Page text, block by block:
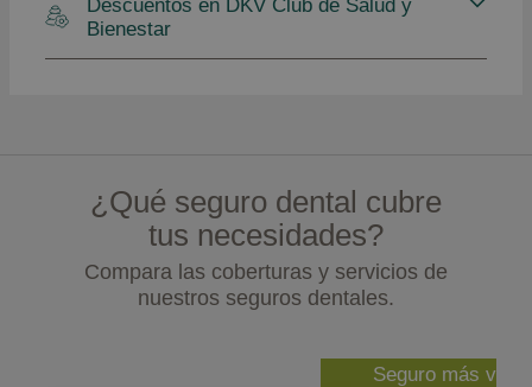
Bienestar
¿Qué seguro dental cubre
tus necesidades?
Compara las coberturas y servicios de
nuestros seguros dentales.
Seguro más